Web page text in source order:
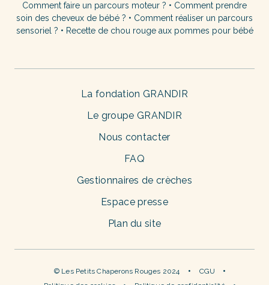
Comment faire un parcours moteur ? • Comment prendre
soin des cheveux de bébé ? • Comment réaliser un parcours
sensoriel ? • Recette de chou rouge aux pommes pour bébé
La fondation GRANDIR
Le groupe GRANDIR
Nous contacter
FAQ
Gestionnaires de crèches
Espace presse
Plan du site
© Les Petits Chaperons Rouges 2024
CGU